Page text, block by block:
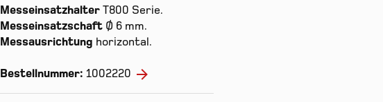
Messeinsatzhalter T800 Serie.
Messeinsatzschaft Ø 6 mm.
Messausrichtung horizontal.
Bestellnummer: 1002220